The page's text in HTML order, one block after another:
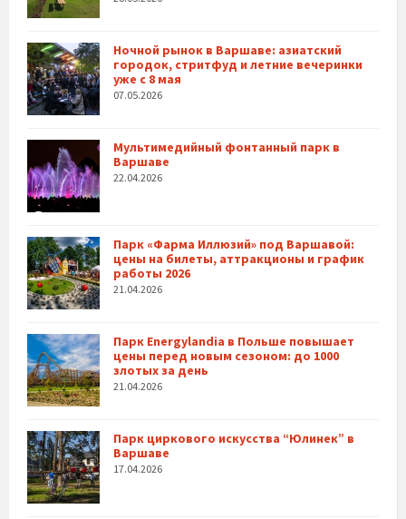
Ночной рынок в Варшаве: азиатский
городок, стритфуд и летние вечеринки
уже с 8 мая
07.05.2026
Мультимедийный фонтанный парк в
Варшаве
22.04.2026
Парк «Фарма Иллюзий» под Варшавой:
цены на билеты, аттракционы и график
работы 2026
21.04.2026
Парк Energylandia в Польше повышает
цены перед новым сезоном: до 1000
злотых за день
21.04.2026
Парк циркового искусства “Юлинек” в
Варшаве
17.04.2026